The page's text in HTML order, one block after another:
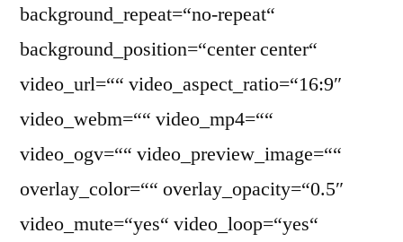
background_repeat=“no-repeat“
background_position=“center center“
video_url=““ video_aspect_ratio=“16:9″
video_webm=““ video_mp4=““
video_ogv=““ video_preview_image=““
overlay_color=““ overlay_opacity=“0.5″
video_mute=“yes“ video_loop=“yes“